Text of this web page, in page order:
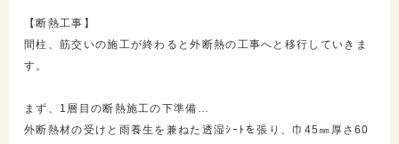
【断熱工事】
間柱、筋交いの施工が終わると外断熱の工事へと移行していきま
す。
まず、1層目の断熱施工の下準備…
外断熱材の受けと雨養生を兼ねた透湿ｼｰﾄを張り、巾45㎜厚さ60